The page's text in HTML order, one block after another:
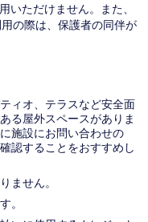
いただけません。また、
の際は、保護者の同伴が
ィオ、テラスなど安全面
る屋外スペースがありま
施設にお問い合わせの
認することをおすすめし
ません。
。